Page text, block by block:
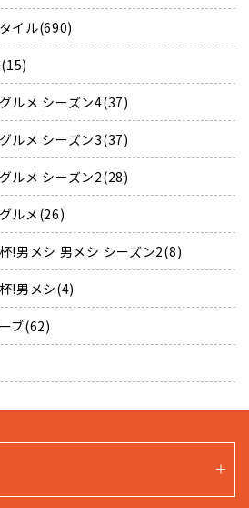
イル(690)
ルメ シーズン4(37)
ルメ シーズン3(37)
ルメ シーズン2(28)
ルメ(26)
!男メシ 男メシ シーズン2(8)
!男メシ(4)
ブ(62)